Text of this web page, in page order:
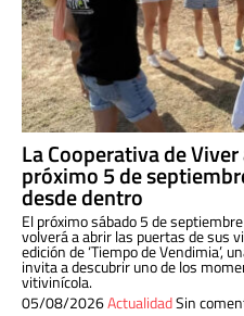
La Cooperativa de
próximo 5 de
desde dentro
El próximo sábado 5 de
volverá a abrir las puertas de sus
edición de ‘Tiempo de Vendimia’,
invita a descubrir uno de los
vitivinícola.
05/08/2026ActualidadSin